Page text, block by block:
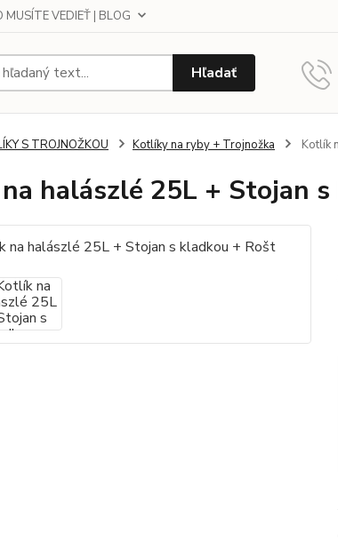
MUSÍTE VEDIEŤ | BLOG
Hľadať
S TROJNOŽKOU Kotlíky na ryby + Trojnožka Kotlík
halászlé 25L + Stojan